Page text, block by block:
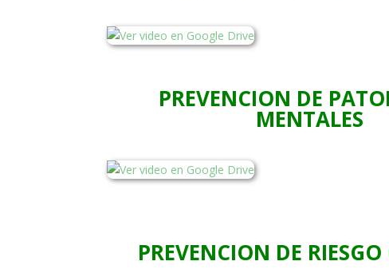
PREVENCION DE
MENTALES
PREVENCION DE